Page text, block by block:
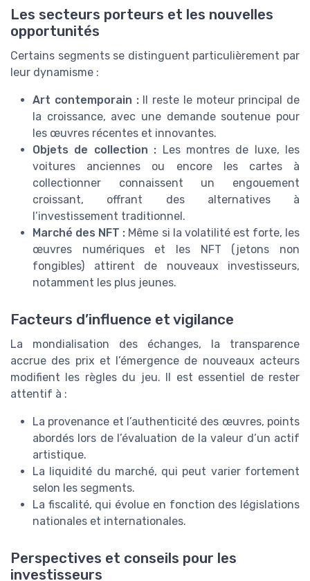
Les secteurs porteurs et les nouvelles
opportunités
Certains segments se distinguent particulièrement par
leur dynamisme :
Art contemporain :Il reste le moteur principal de
la croissance, avec une demande soutenue pour
les œuvres récentes et innovantes.
Objets de collection : Les montres de luxe, les
voitures anciennes ou encore les cartes à
collectionner connaissent un engouement
croissant, offrant des alternatives à
l’investissement traditionnel.
Marché des NFT : Même si la volatilité est forte, les
œuvres numériques et les NFT (jetons non
fongibles) attirent de nouveaux investisseurs,
notamment les plus jeunes.
Facteurs d’influence et vigilance
La mondialisation des échanges, la transparence
accrue des prix et l’émergence de nouveaux acteurs
modifient les règles du jeu. Il est essentiel de rester
attentif à :
La provenance et l’authenticité des œuvres, points
abordés lors de l’évaluation de la valeur d’un actif
artistique.
La liquidité du marché, qui peut varier fortement
selon les segments.
La fiscalité, qui évolue en fonction des législations
nationales et internationales.
Perspectives et conseils pour les
investisseurs